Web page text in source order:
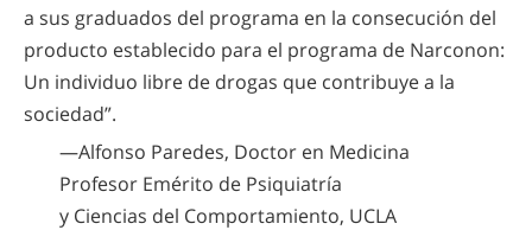
a sus graduados del programa en la consecución del
producto establecido para el programa de Narconon:
Un individuo libre de drogas que contribuye a la
sociedad”.
—Alfonso Paredes, Doctor en Medicina
Profesor Emérito de Psiquiatría
y Ciencias del Comportamiento, UCLA